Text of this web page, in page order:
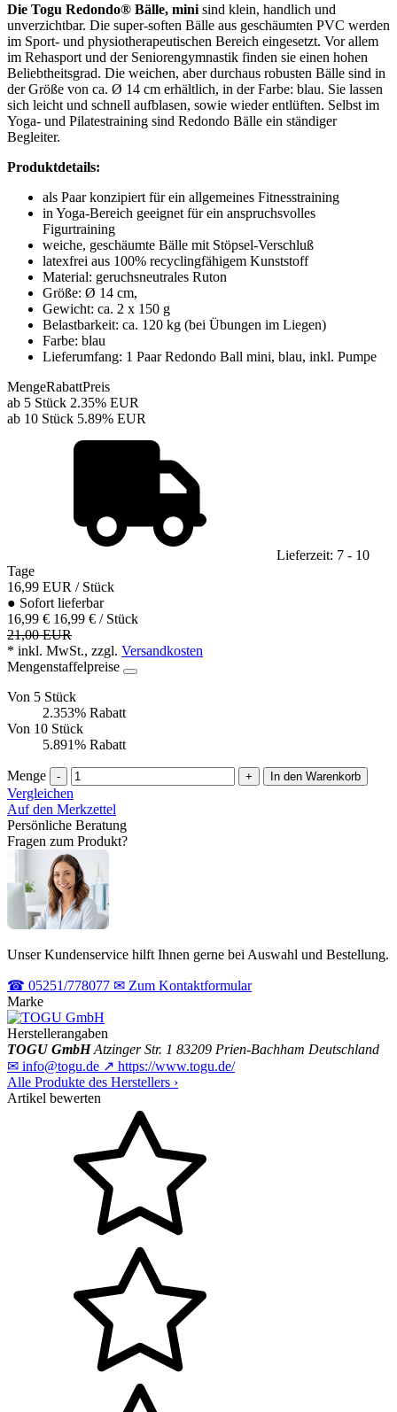
Die Togu Redondo® Bälle, mini sind klein, handlich und
unverzichtbar. Die super-soften Bälle aus geschäumten PVC werden
im Sport- und physiotherapeutischen Bereich eingesetzt. Vor allem
im Rehasport und der Seniorengymnastik finden sie einen hohen
Beliebtheitsgrad. Die weichen, aber durchaus robusten Bälle sind in
der Größe von ca. Ø 14 cm erhältlich, in der Farbe: blau. Sie lassen
sich leicht und schnell aufblasen, sowie wieder entlüften. Selbst im
Yoga- und Pilatestraining sind Redondo Bälle ein ständiger
Begleiter.
Produktdetails:
als Paar konzipiert für ein allgemeines Fitnesstraining
in Yoga-Bereich geeignet für ein anspruchsvolles
Figurtraining
weiche, geschäumte Bälle mit Stöpsel-Verschluß
latexfrei aus 100% recyclingfähigem Kunststoff
Material: geruchsneutrales Ruton
Größe: Ø 14 cm,
Gewicht: ca. 2 x 150 g
Belastbarkeit: ca. 120 kg (bei Übungen im Liegen)
Farbe: blau
Lieferumfang: 1 Paar Redondo Ball mini, blau, inkl. Pumpe
MengeRabattPreis
ab 5 Stück 2.35% EUR
ab 10 Stück 5.89% EUR
Lieferzeit: 7 - 10
Tage
16,99 EUR / Stück
● Sofort lieferbar
16,99 € 16,99 € / Stück
21,00 EUR
* inkl. MwSt., zzgl. Versandkosten
Mengenstaffelpreise
Von 5 Stück
2.353% Rabatt
Von 10 Stück
5.891% Rabatt
Menge - + In den Warenkorb
Vergleichen
Auf den Merkzettel
Persönliche Beratung
Fragen zum Produkt?
Unser Kundenservice hilft Ihnen gerne bei Auswahl und Bestellung.
☎ 05251/778077 ✉ Zum Kontaktformular
Marke
Herstellerangaben
TOGU GmbH Atzinger Str. 1 83209 Prien-Bachham Deutschland
✉ info@togu.de ↗ https://www.togu.de/
Alle Produkte des Herstellers ›
Artikel bewerten